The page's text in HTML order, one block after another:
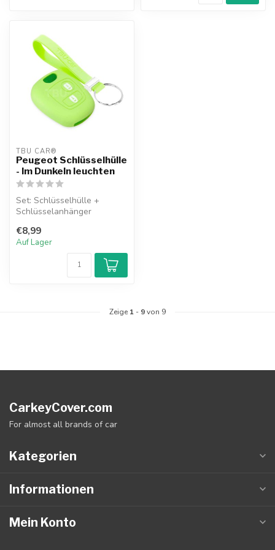
TBU CAR®
Peugeot Schlüsselhülle
- Im Dunkeln leuchten
Set: Schlüsselhülle +
Schlüsselanhänger
€8,99
Auf Lager
Zeige 1 - 9von 9
CarkeyCover.com
For almost all brands of car
Kategorien
Informationen
Mein Konto